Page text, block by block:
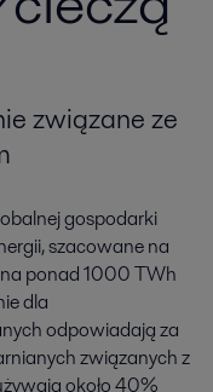
związane ze
gospodarki
szacowane na
ponad 1000 TWh
dla
odpowiadają za
związanych z
około 40%